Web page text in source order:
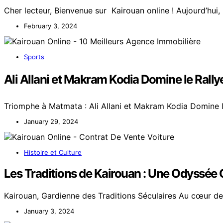
Cher lecteur, Bienvenue sur Kairouan online !
February 3, 2024
Sports
Ali Allani et Makram Kodia Domine le
Triomphe à Matmata : Ali Allani et Makram Kodia Domine
January 29, 2024
Histoire et Culture
Les Traditions de Kairouan : Une
Kairouan, Gardienne des Traditions Séculaires Au cœur
January 3, 2024